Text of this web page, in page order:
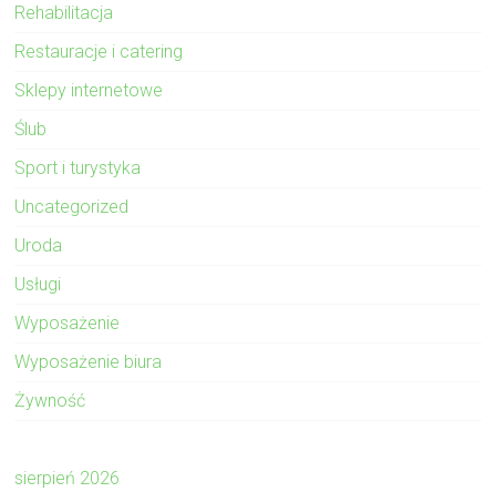
Rehabilitacja
Restauracje i catering
Sklepy internetowe
Ślub
Sport i turystyka
Uncategorized
Uroda
Usługi
Wyposażenie
Wyposażenie biura
Żywność
sierpień 2026